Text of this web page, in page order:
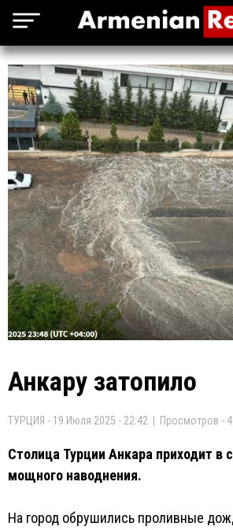
Анкару затопило
ТУРЦИЯ - 19 Июля 2025 - 22:42 | Просмотров -
Столица Турции Анкара приходит в
мощного наводнения.
На город обрушились проливные